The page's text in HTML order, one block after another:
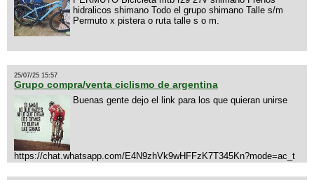
hidralicos shimano Todo el grupo shimano Talle s/m
Permuto x pistera o ruta talle s o m.
25/07/25 15:57
Grupo compra/venta ciclismo de argentina
Buenas gente dejo el link para los que quieran unirse
https://chat.whatsapp.com/E4N9zhVk9wHFFzK7T345Kn?mode=ac_t